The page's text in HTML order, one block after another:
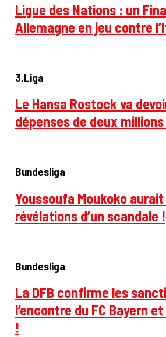
Ligue des Nations : un
Allemagne en jeu contre
3.Liga
Le Hansa Rostock va
dépenses de deux millions
Bundesliga
Youssoufa Moukoko
révélations d’un scandale !
Bundesliga
La DFB confirme les
l’encontre du FC Bayern
!